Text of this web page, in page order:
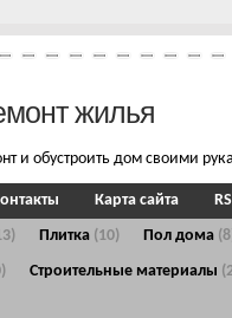
жилья
и обустроить дом своими
Плитка (10) Пол дома
Строительные материалы
Карта сайта